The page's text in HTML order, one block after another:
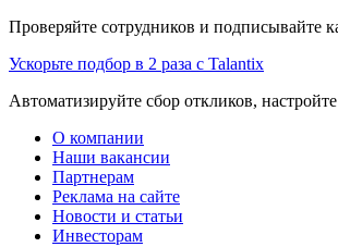
Проверяйте сотрудников и подписывайте
Ускорьте подбор в 2 раза с Talantix
Автоматизируйте сбор откликов,
О компании
Наши вакансии
Партнерам
Реклама на сайте
Новости и статьи
Инвесторам